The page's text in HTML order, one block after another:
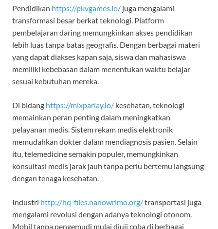
Pendidikan https://pkvgames.io/ juga mengalami
transformasi besar berkat teknologi. Platform
pembelajaran daring memungkinkan akses pendidikan
lebih luas tanpa batas geografis. Dengan berbagai materi
yang dapat diakses kapan saja, siswa dan mahasiswa
memiliki kebebasan dalam menentukan waktu belajar
sesuai kebutuhan mereka.
Di bidang https://mixparlay.io/ kesehatan, teknologi
memainkan peran penting dalam meningkatkan
pelayanan medis. Sistem rekam medis elektronik
memudahkan dokter dalam mendiagnosis pasien. Selain
itu, telemedicine semakin populer, memungkinkan
konsultasi medis jarak jauh tanpa perlu bertemu langsung
dengan tenaga kesehatan.
Industri http://hq-files.nanowrimo.org/transportasi juga
mengalami revolusi dengan adanya teknologi otonom.
Mobil tanpa pengemudi mulai diuji coba di berbagai